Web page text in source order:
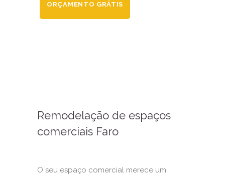
ORÇAMENTO GRÁTIS
Remodelação de espaços
comerciais Faro
O seu espaço comercial merece um